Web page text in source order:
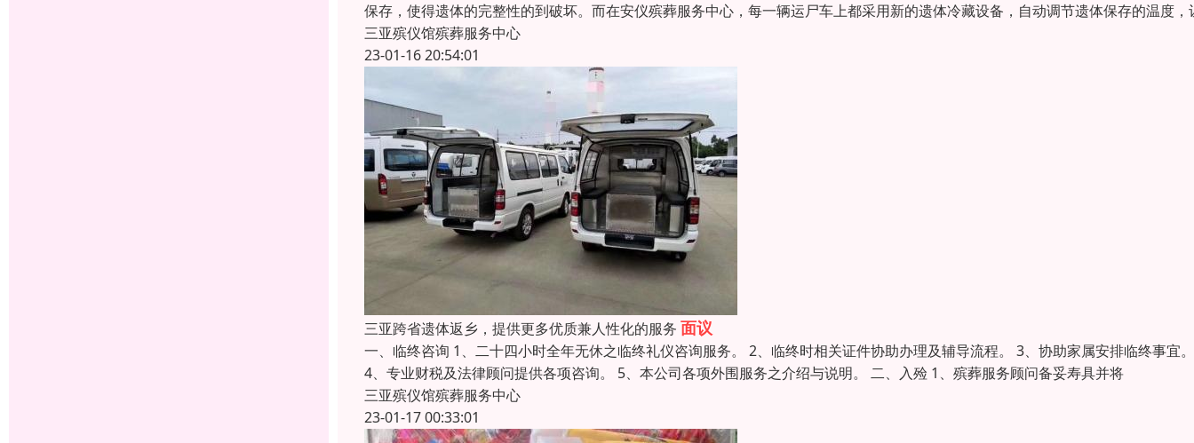
保存，使得遗体的完整性的到破坏。而在安仪殡葬服务中心，每一辆运尸车上都采用新的遗体冷藏设备，自动调节遗体保存的温度，
三亚殡仪馆殡葬服务中心
23-01-16 20:54:01
三亚跨省遗体返乡，提供更多优质兼人性化的服务 面议
一、临终咨询 1、二十四小时全年无休之临终礼仪咨询服务。 2、临终时相关证件协助办理及辅导流程。 3、协助家属安排临终事宜。
4、专业财税及法律顾问提供各项咨询。 5、本公司各项外围服务之介绍与说明。 二、入殓 1、殡葬服务顾问备妥寿具并将
三亚殡仪馆殡葬服务中心
23-01-17 00:33:01